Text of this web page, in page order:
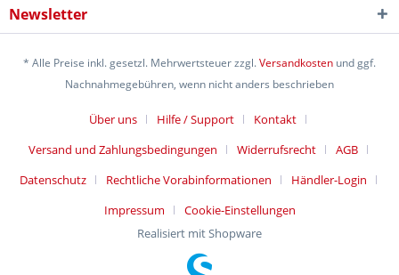
Newsletter
* Alle Preise inkl. gesetzl. Mehrwertsteuer zzgl.Versandkosten und ggf.
Nachnahmegebühren, wenn nicht anders beschrieben
Über uns Hilfe / Support
Kontakt
Versand und Zahlungsbedingungen
Widerrufsrecht
AGB
Datenschutz
Rechtliche Vorabinformationen
Händler-Login
Impressum
Cookie-Einstellungen
Realisiert mit Shopware